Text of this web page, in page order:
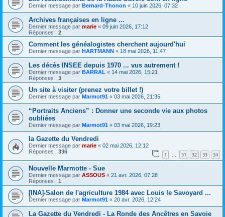
Dernier message par Bernard-Thonon « 10 juin 2026, 07:32
Archives françaises en ligne ...
Dernier message par marie « 09 juin 2026, 17:12
Réponses : 2
Comment les généalogistes cherchent aujourd'hui
Dernier message par HARTMANN « 18 mai 2026, 11:47
Les décès INSEE depuis 1970 ... vus autrement !
Dernier message par BARRAL « 14 mai 2026, 15:21
Réponses : 3
Un site à visiter (prenez votre billet !)
Dernier message par Marmot91 « 03 mai 2026, 21:35
“Portraits Anciens” : Donner une seconde vie aux photos
oubliées
Dernier message par Marmot91 « 03 mai 2026, 19:23
la Gazette du Vendredi
Dernier message par marie « 02 mai 2026, 12:12
Réponses : 336 1 … 31 32 33 34
Nouvelle Marmotte - Sue
Dernier message par ASSOUS « 21 avr. 2026, 07:28
Réponses : 1
[INA]-Salon de l'agriculture 1984 avec Louis le Savoyard ...
Dernier message par Marmot91 « 20 avr. 2026, 12:24
La Gazette du Vendredi - La Ronde des Ancêtres en Savoie